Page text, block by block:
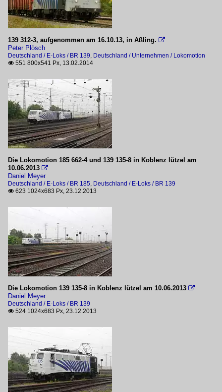
139 312-3, aufgenommen am 16.10.13, in Aßling. 
Peter Plösch
Deutschland / E-Loks / BR 139, Deutschland / Unternehmen / Lokomotion
 551 800x541 Px, 13.02.2014
Die Lokomotion 185 662-4 und 139 135-8 in Koblenz lützel am
10.06.2013 
Daniel Meyer
Deutschland / E-Loks / BR 185, Deutschland / E-Loks / BR 139
 623 1024x683 Px, 23.12.2013
Die Lokomotion 139 135-8 in Koblenz lützel am 10.06.2013 
Daniel Meyer
Deutschland / E-Loks / BR 139
 524 1024x683 Px, 23.12.2013